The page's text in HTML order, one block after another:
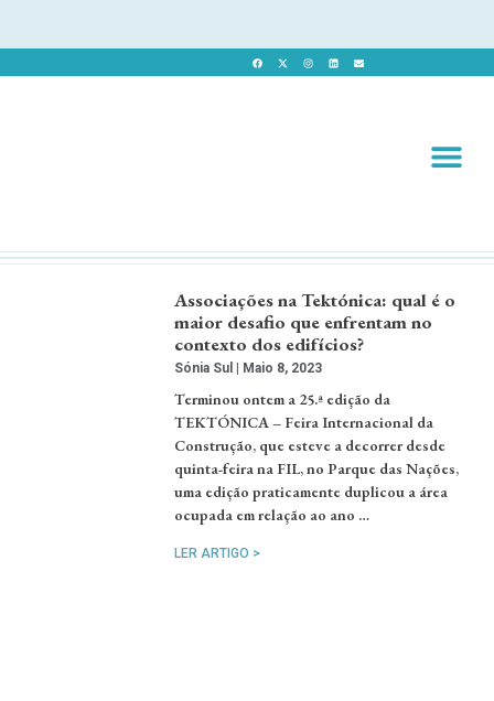
Associações na Tektónica: qual é o
maior desafio que enfrentam no
contexto dos edifícios?
Sónia Sul Maio 8, 2023
Terminou ontem a 25.ª edição da
TEKTÓNICA – Feira Internacional da
Construção, que esteve a decorrer desde
quinta-feira na FIL, no Parque das Nações,
uma edição praticamente duplicou a área
ocupada em relação ao ano …
LER ARTIGO >